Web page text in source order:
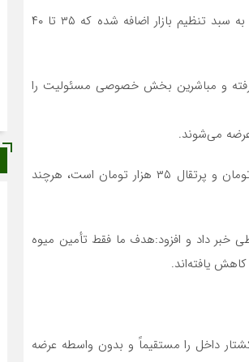
به گفته وی امسال برای اولین بار، خرما نیز با قیمت ۱۴۵ تا ۱۵۵ هزار تومان به سبد تنظیم بازار اضافه شده که ۳۵ تا ۴۰
و مباشرین بخش خصوصی مسئولیت را
می‌شوند.
مدیر عامل سازمان تعاون روستایی تاکید مرد میانگین قیمت سیب ۵۰ هزار تومان و پرتقال ۳۵ هزار تومان است، هرچند
استان‌ها و ۵ هزار تن ذخیره احتیاطی خبر داد و افزود:هدف ما فقط تأمین میوه
داخل را مستقیماً و بدون واسطه عرضه